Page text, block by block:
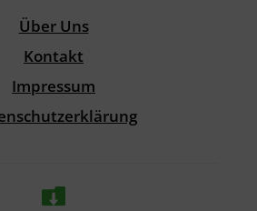
Über Uns
Kontakt
Impressum
